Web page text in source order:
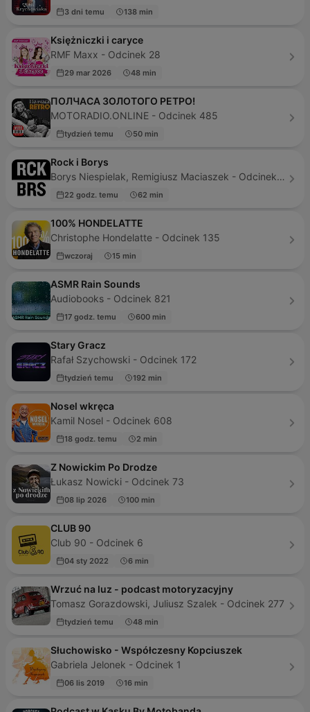
3 dni temu 138 min
Księżniczki i caryce
RMF Maxx - Odcinek 28
29 mar 2026 48 min
ПОЛЧАСА ЗОЛОТОГО РЕТРО!
MOTORADIO.ONLINE - Odcinek 485
tydzień temu 50 min
Rock i Borys
Borys Niespielak, Remigiusz Maciaszek - Odcinek 815
22 godz. temu 62 min
100% HONDELATTE
Christophe Hondelatte - Odcinek 135
wczoraj 15 min
ASMR Rain Sounds
Audiobooks - Odcinek 821
17 godz. temu 600 min
Stary Gracz
Rafał Szychowski - Odcinek 172
tydzień temu 192 min
Nosel wkręca
Kamil Nosel - Odcinek 608
18 godz. temu 2 min
Z Nowickim Po Drodze
Łukasz Nowicki - Odcinek 73
08 lip 2026 100 min
CLUB 90
Club 90 - Odcinek 6
04 sty 2022 6 min
Wrzuć na luz - podcast motoryzacyjny
Tomasz Gorazdowski, Juliusz Szalek - Odcinek 277
tydzień temu 48 min
Słuchowisko - Współczesny Kopciuszek
Gabriela Jelonek - Odcinek 1
06 lis 2019 16 min